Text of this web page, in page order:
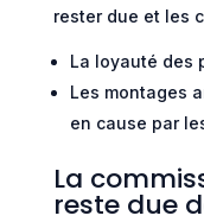
rester due et les
La loyauté des
Les montages
en cause par
La
reste due